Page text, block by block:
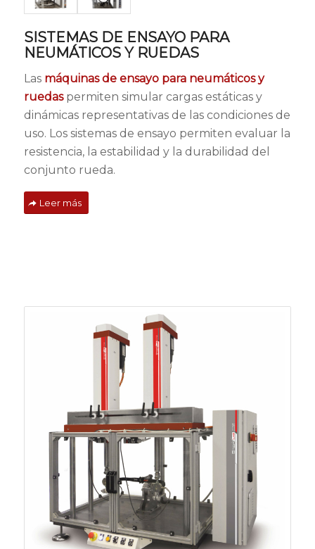
SISTEMAS DE ENSAYO PARA
NEUMÁTICOS Y RUEDAS
Las máquinas de ensayo para neumáticos y
ruedaspermiten simular cargas estáticas y
dinámicas representativas de las condiciones de
uso. Los sistemas de ensayo permiten evaluar la
resistencia, la estabilidad y la durabilidad del
conjunto rueda.
Leer más